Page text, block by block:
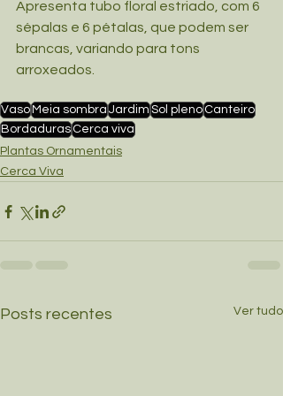
Apresenta tubo floral estriado, com 6
sépalas e 6 pétalas, que podem ser
brancas, variando para tons
arroxeados.
Vaso Meia sombra Jardim Sol pleno Canteiro
Bordaduras Cerca viva
Plantas Ornamentais
Cerca Viva
Posts recentes Ver tudo